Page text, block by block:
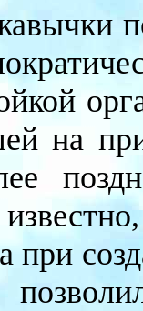
на
при